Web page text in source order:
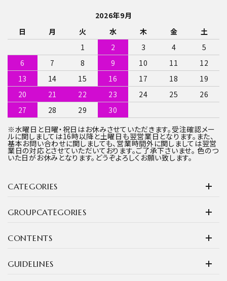
CATEGORIES
GROUPCATEGORIES
CONTENTS
2026年9月
日
月 火 水 木 金
土
1
2 3 4
5
6
7 8 9 10 11
12
13
14 15 16 17 18
19
20
21 22 23 24 25
26
27
28 29
30
※水曜日と日曜・祝日はお休みさせていただきます。受注確認メー
ルに関しましては16時以降と土曜日も翌営業日となります。また、
基本お問い合わせに関しましても、営業時間外に関しましては翌営
業日の対応とさせていただいております。ご了承下さいませ。 色のつ
いた日がお休みとなります。どうぞよろしくお願い致します。
GUIDELINES